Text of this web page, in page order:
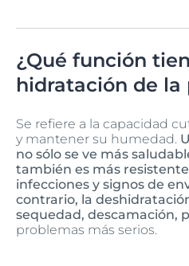
¿Qué función
hidratación de la
Se refiere a la capacidad
y mantener su humedad.
no sólo se ve más
también es más
infecciones y signos de
contrario, la
sequedad, descamación,
problemas más serios.